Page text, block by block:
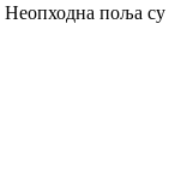
Неопходна поља су